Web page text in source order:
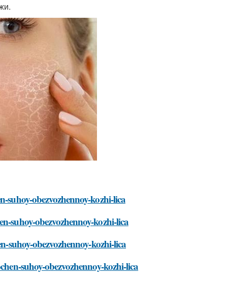
suhoy-obezvozhennoy-kozhi-lica
suhoy-obezvozhennoy-kozhi-lica
suhoy-obezvozhennoy-kozhi-lica
suhoy-obezvozhennoy-kozhi-lica